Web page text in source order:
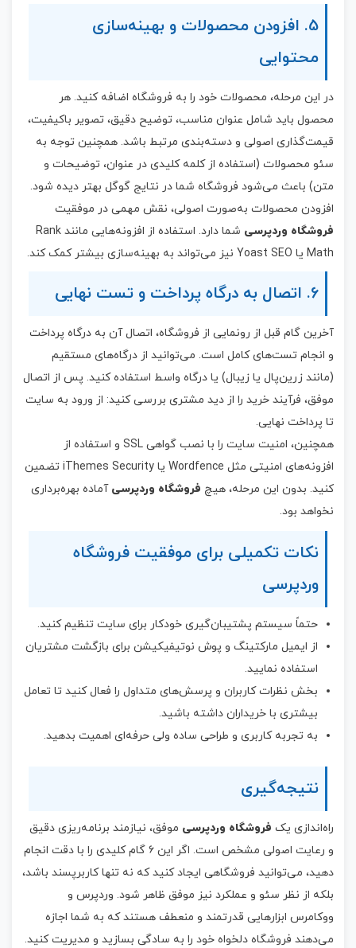
5. افزودن محصولات و بهینه‌سازی
محتوایی
در این مرحله، محصولات خود را به فروشگاه اضافه کنید. هر
محصول باید شامل عنوان مناسب، توضیح دقیق، تصویر باکیفیت،
قیمت‌گذاری اصولی و دسته‌بندی مرتبط باشد. همچنین توجه به
سئو محصولات (استفاده از کلمه کلیدی در عنوان، توضیحات و
متن) باعث می‌شود فروشگاه شما در نتایج گوگل بهتر دیده شود.
افزودن محصولات به‌صورت اصولی، نقش مهمی در موفقیت
فروشگاه وردپرسی
شما دارد. استفاده از افزونه‌هایی مانند Rank
Math یا Yoast SEO نیز می‌تواند به بهینه‌سازی بیشتر کمک کند.
6. اتصال به درگاه پرداخت و تست نهایی
آخرین گام قبل از رونمایی از فروشگاه، اتصال آن به درگاه پرداخت
و انجام تست‌های کامل است. می‌توانید از درگاه‌های مستقیم
(مانند زرین‌پال یا زیبال) یا درگاه واسط استفاده کنید. پس از اتصال
موفق، فرآیند خرید را از دید مشتری بررسی کنید: از ورود به سایت
تا پرداخت نهایی.
همچنین، امنیت سایت را با نصب گواهی SSL و استفاده از
افزونه‌های امنیتی مثل Wordfence یا iThemes Security تضمین
کنید. بدون این مرحله، هیچ فروشگاه وردپرسی آماده بهره‌برداری
نخواهد بود.
نکات تکمیلی برای موفقیت فروشگاه
وردپرسی
حتماً سیستم پشتیبان‌گیری خودکار برای سایت تنظیم کنید.
از ایمیل مارکتینگ و پوش نوتیفیکیشن برای بازگشت مشتریان
استفاده نمایید.
بخش نظرات کاربران و پرسش‌های متداول را فعال کنید تا تعامل
بیشتری با خریداران داشته باشید.
به تجربه کاربری و طراحی ساده ولی حرفه‌ای اهمیت بدهید.
نتیجه‌گیری
راه‌اندازی یک فروشگاه وردپرسی موفق، نیازمند برنامه‌ریزی دقیق
و رعایت اصولی مشخص است. اگر این ۶ گام کلیدی را با دقت انجام
دهید، می‌توانید فروشگاهی ایجاد کنید که نه تنها کاربرپسند باشد،
بلکه از نظر سئو و عملکرد نیز موفق ظاهر شود. وردپرس و
ووکامرس ابزارهایی قدرتمند و منعطف هستند که به شما اجازه
می‌دهند فروشگاه دلخواه خود را به سادگی بسازید و مدیریت کنید.